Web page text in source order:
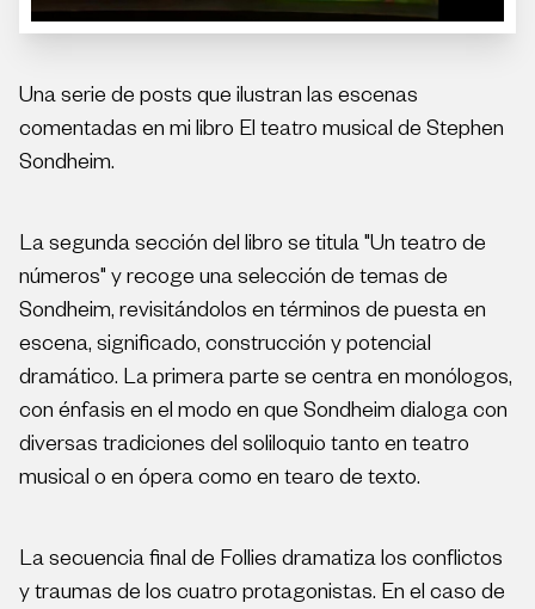
Una serie de posts que ilustran las escenas
comentadas en mi libro El teatro musical de Stephen
Sondheim.
La segunda sección del libro se titula "Un teatro de
números" y recoge una selección de temas de
Sondheim, revisitándolos en términos de puesta en
escena, significado, construcción y potencial
dramático. La primera parte se centra en monólogos,
con énfasis en el modo en que Sondheim dialoga con
diversas tradiciones del soliloquio tanto en teatro
musical o en ópera como en tearo de texto.
La secuencia final de Follies dramatiza los conflictos
y traumas de los cuatro protagonistas. En el caso de